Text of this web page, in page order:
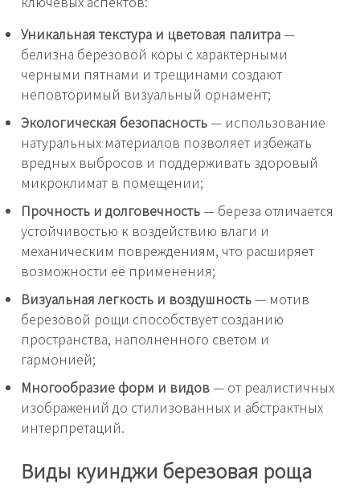
Уникальная текстура и цветовая палитра—
белизна березовой коры с характерными
черными пятнами и трещинами создают
неповторимый визуальный орнамент;
Экологическая безопасность— использование
натуральных материалов позволяет избежать
вредных выбросов и поддерживать здоровый
микроклимат в помещении;
Прочность и долговечность— береза отличается
устойчивостью к воздействию влаги и
механическим повреждениям, что расширяет
возможности её применения;
Визуальная легкость и воздушность— мотив
березовой рощи способствует созданию
пространства, наполненного светом и
гармонией;
Многообразие форм и видов— от реалистичных
изображений до стилизованных и абстрактных
интерпретаций.
Виды куинджи березовая роща